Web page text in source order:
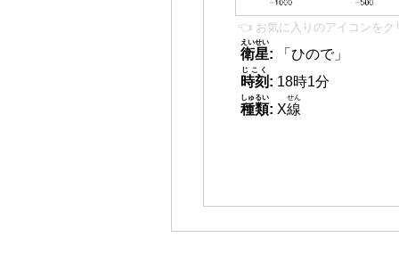
👈 お気に入りのアイコンをク
衛星
えいせい
:
「ひので」
時刻
じこく
: 18時1分
種類
しゅるい
: X線
せん